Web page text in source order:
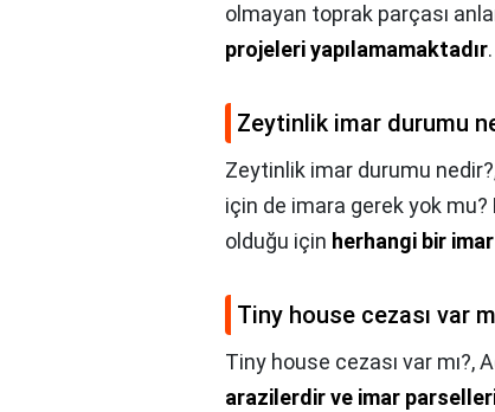
olmayan toprak parçası
projeleri yapılamamaktadır.
Zeytinlik imar durumu
Zeytinlik imar durumu
için de imara gerek yok
olduğu için herhangi bir
Tiny house cezası var
Tiny house cezası var mı?,
arazilerdir ve imar